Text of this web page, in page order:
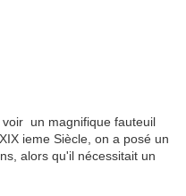
un magnifique fauteuil
ieme Siècle, on a posé un
alors qu'il nécessitait un